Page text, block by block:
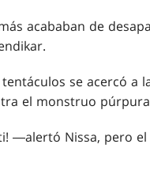
acababan de
tentáculos se acercó a
el monstruo
―alertó Nissa, pero el